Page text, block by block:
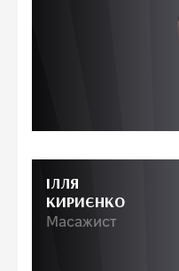
ІЛЛЯ
КИРИЄНКО
Масажист